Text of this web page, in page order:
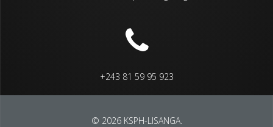
+243 81 59 95 923
© 2026 KSPH-LISANGA.